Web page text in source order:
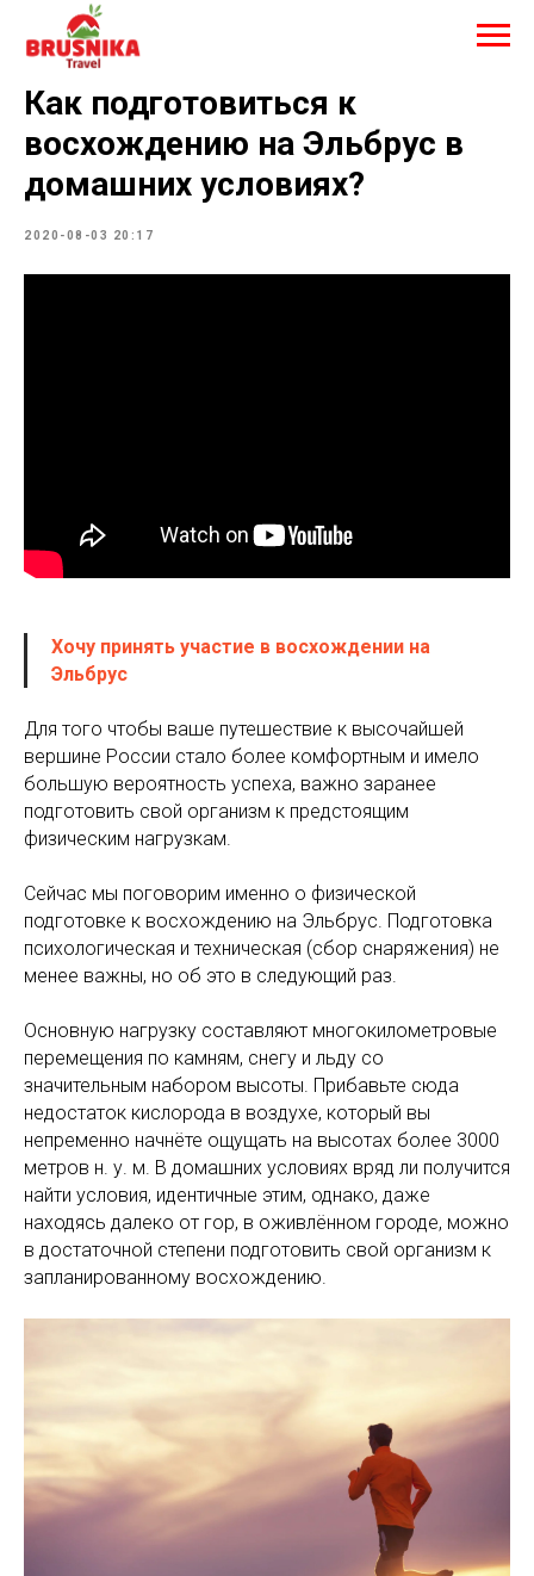
Как подготовиться к
восхождению на Эльбрус в
домашних условиях?
2020-08-03 20:17
Хочу принять участие в восхождении на
Эльбрус
Для того чтобы ваше путешествие к высочайшей
вершине России стало более комфортным и имело
большую вероятность успеха, важно заранее
подготовить свой организм к предстоящим
физическим нагрузкам.
Сейчас мы поговорим именно о физической
подготовке к восхождению на Эльбрус. Подготовка
психологическая и техническая (сбор снаряжения) не
менее важны, но об это в следующий раз.
Основную нагрузку составляют многокилометровые
перемещения по камням, снегу и льду со
значительным набором высоты. Прибавьте сюда
недостаток кислорода в воздухе, который вы
непременно начнёте ощущать на высотах более 3000
метров н. у. м. В домашних условиях вряд ли получится
найти условия, идентичные этим, однако, даже
находясь далеко от гор, в оживлённом городе, можно
в достаточной степени подготовить свой организм к
запланированному восхождению.